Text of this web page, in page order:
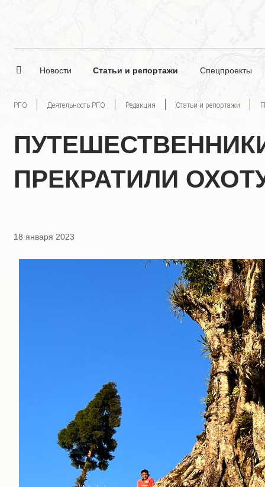
Новости Статьи и репортажи Спецпроекты
РГО Деятельность РГО Редакция Статьи и репортажи
ПРЕКРАТИЛИ
18 января 2023